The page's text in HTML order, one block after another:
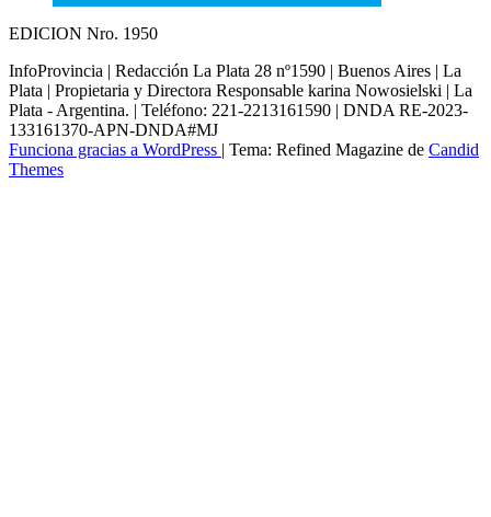
EDICION Nro. 1950
InfoProvincia | Redacción La Plata 28 nº1590 | Buenos Aires | La
Plata | Propietaria y Directora Responsable karina Nowosielski | La
Plata - Argentina. | Teléfono: 221-2213161590 | DNDA RE-2023-
133161370-APN-DNDA#MJ
Funciona gracias a WordPress | Tema: Refined Magazine de Candid
Themes